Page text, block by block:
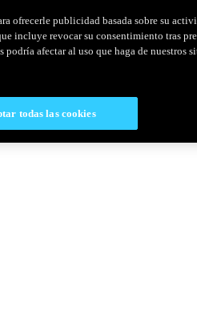
publicidad basada sobre su
incluye revocar su consentimiento tras
afectar al uso que haga de nuestros
todas las cookies